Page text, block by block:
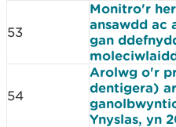
53
Monitro'r
ansawdd ac
gan
54
Arolwg o'r
dentigera)
Ynyslas, yn